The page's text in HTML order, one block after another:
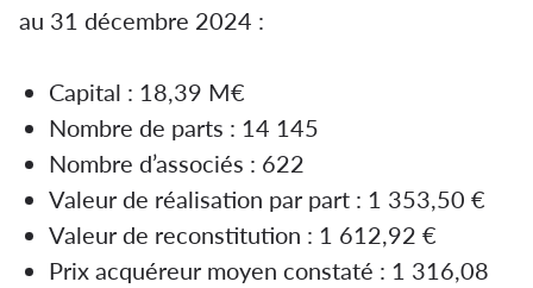
au 31 décembre 2024 :
Capital : 18,39 M€
Nombre de parts : 14 145
Nombre d’associés : 622
Valeur de réalisation par part : 1 353,50 €
Valeur de reconstitution : 1 612,92 €
Prix acquéreur moyen constaté : 1 316,08